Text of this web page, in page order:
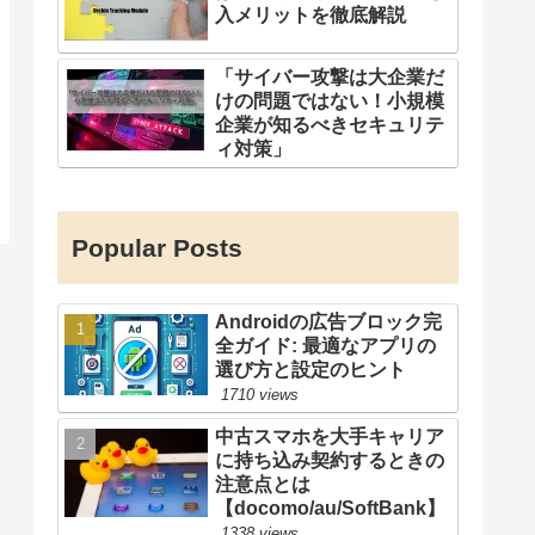
入メリットを徹底解説
「サイバー攻撃は大企業だ
けの問題ではない！小規模
企業が知るべきセキュリテ
ィ対策」
Popular Posts
Androidの広告ブロック完
全ガイド: 最適なアプリの
選び方と設定のヒント
1710 views
中古スマホを大手キャリア
に持ち込み契約するときの
注意点とは
【docomo/au/SoftBank】